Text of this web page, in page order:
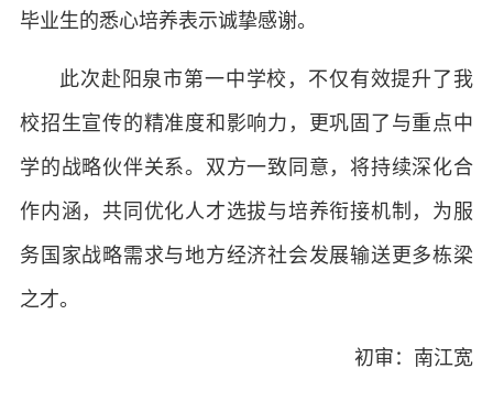
毕业生的悉心培养表示诚挚感谢。
此次赴阳泉市第一中学校，不仅有效提升了我
校招生宣传的精准度和影响力，更巩固了与重点中
学的战略伙伴关系。双方一致同意，将持续深化合
作内涵，共同优化人才选拔与培养衔接机制，为服
务国家战略需求与地方经济社会发展输送更多栋梁
之才。
初审：南江宽